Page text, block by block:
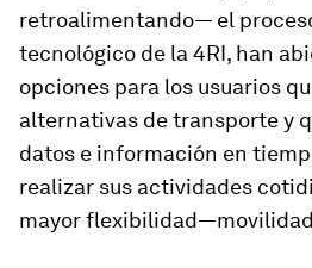
retroalimentando— el
tecnológico de la 4RI, han
opciones para los usuarios
alternativas de transporte y
datos e información en
realizar sus actividades
mayor